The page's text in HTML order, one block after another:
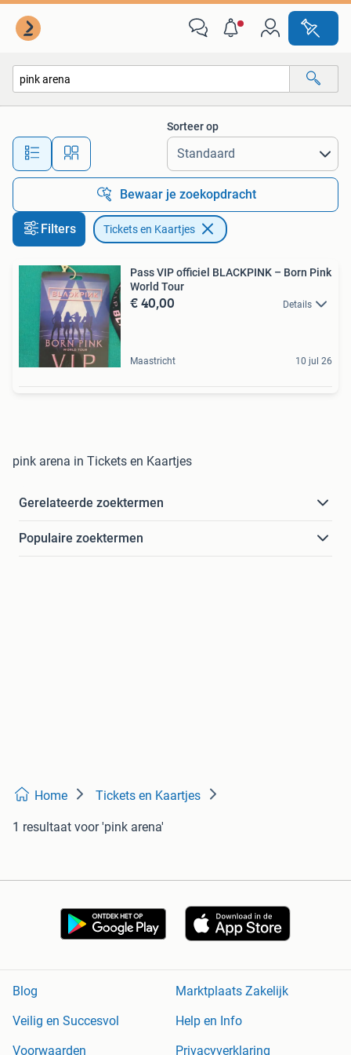
Alle afstanden…
Sorteer op
Bewaar je zoekopdracht
Filters Tickets en Kaartjes
Pass VIP officiel BLACKPINK – Born Pink
World Tour
€ 40,00 Details
Maastricht 10 jul 26
pink arena in Tickets en Kaartjes
Gerelateerde zoektermen
Populaire zoektermen
Home Tickets en Kaartjes
1 resultaat voor 'pink arena'
Blog
Marktplaats Zakelijk
Veilig en Succesvol
Help en Info
Voorwaarden
Privacyverklaring